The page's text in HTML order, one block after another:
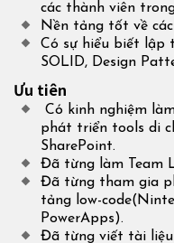
các thành viên
Nền tảng tốt về
Có sự hiểu biết lập
SOLID, Design
Ưu tiên
Có kinh nghiệm
phát triển tools di
SharePoint.
Đã từng làm Team
Đã từng tham gia
tảng low-
PowerApps).
Đã từng viết tài liệu